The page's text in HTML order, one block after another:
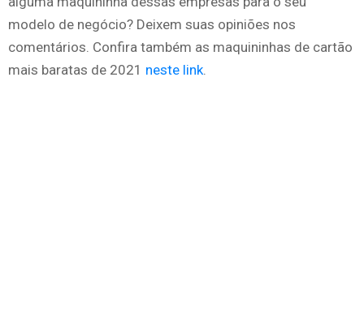
modelo de negócio? Deixem suas opiniões nos
comentários. Confira também as maquininhas de cartão
mais baratas de 2021 neste link